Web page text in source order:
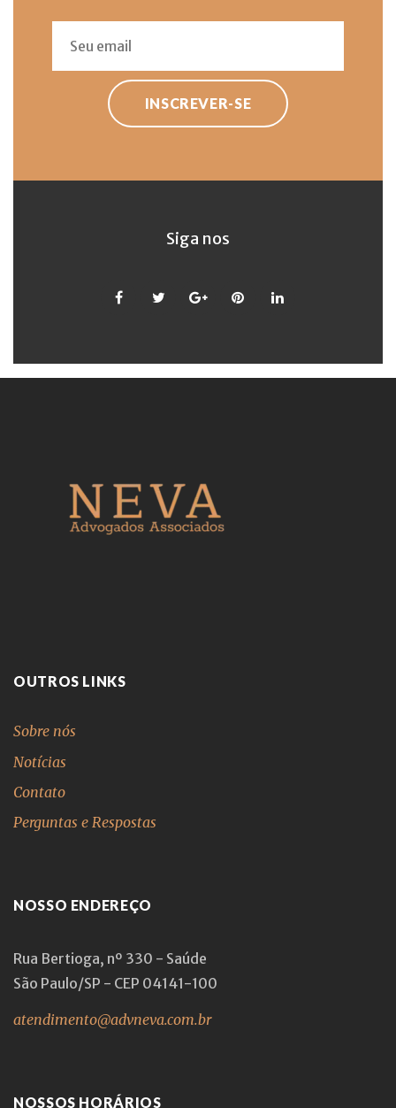
INSCREVER-SE
Siga nos
OUTROS LINKS
Sobre nós
Notícias
Contato
Perguntas e Respostas
NOSSO ENDEREÇO
Rua Bertioga, nº 330 - Saúde
São Paulo/SP - CEP 04141-100
atendimento@advneva.com.br
NOSSOS HORÁRIOS